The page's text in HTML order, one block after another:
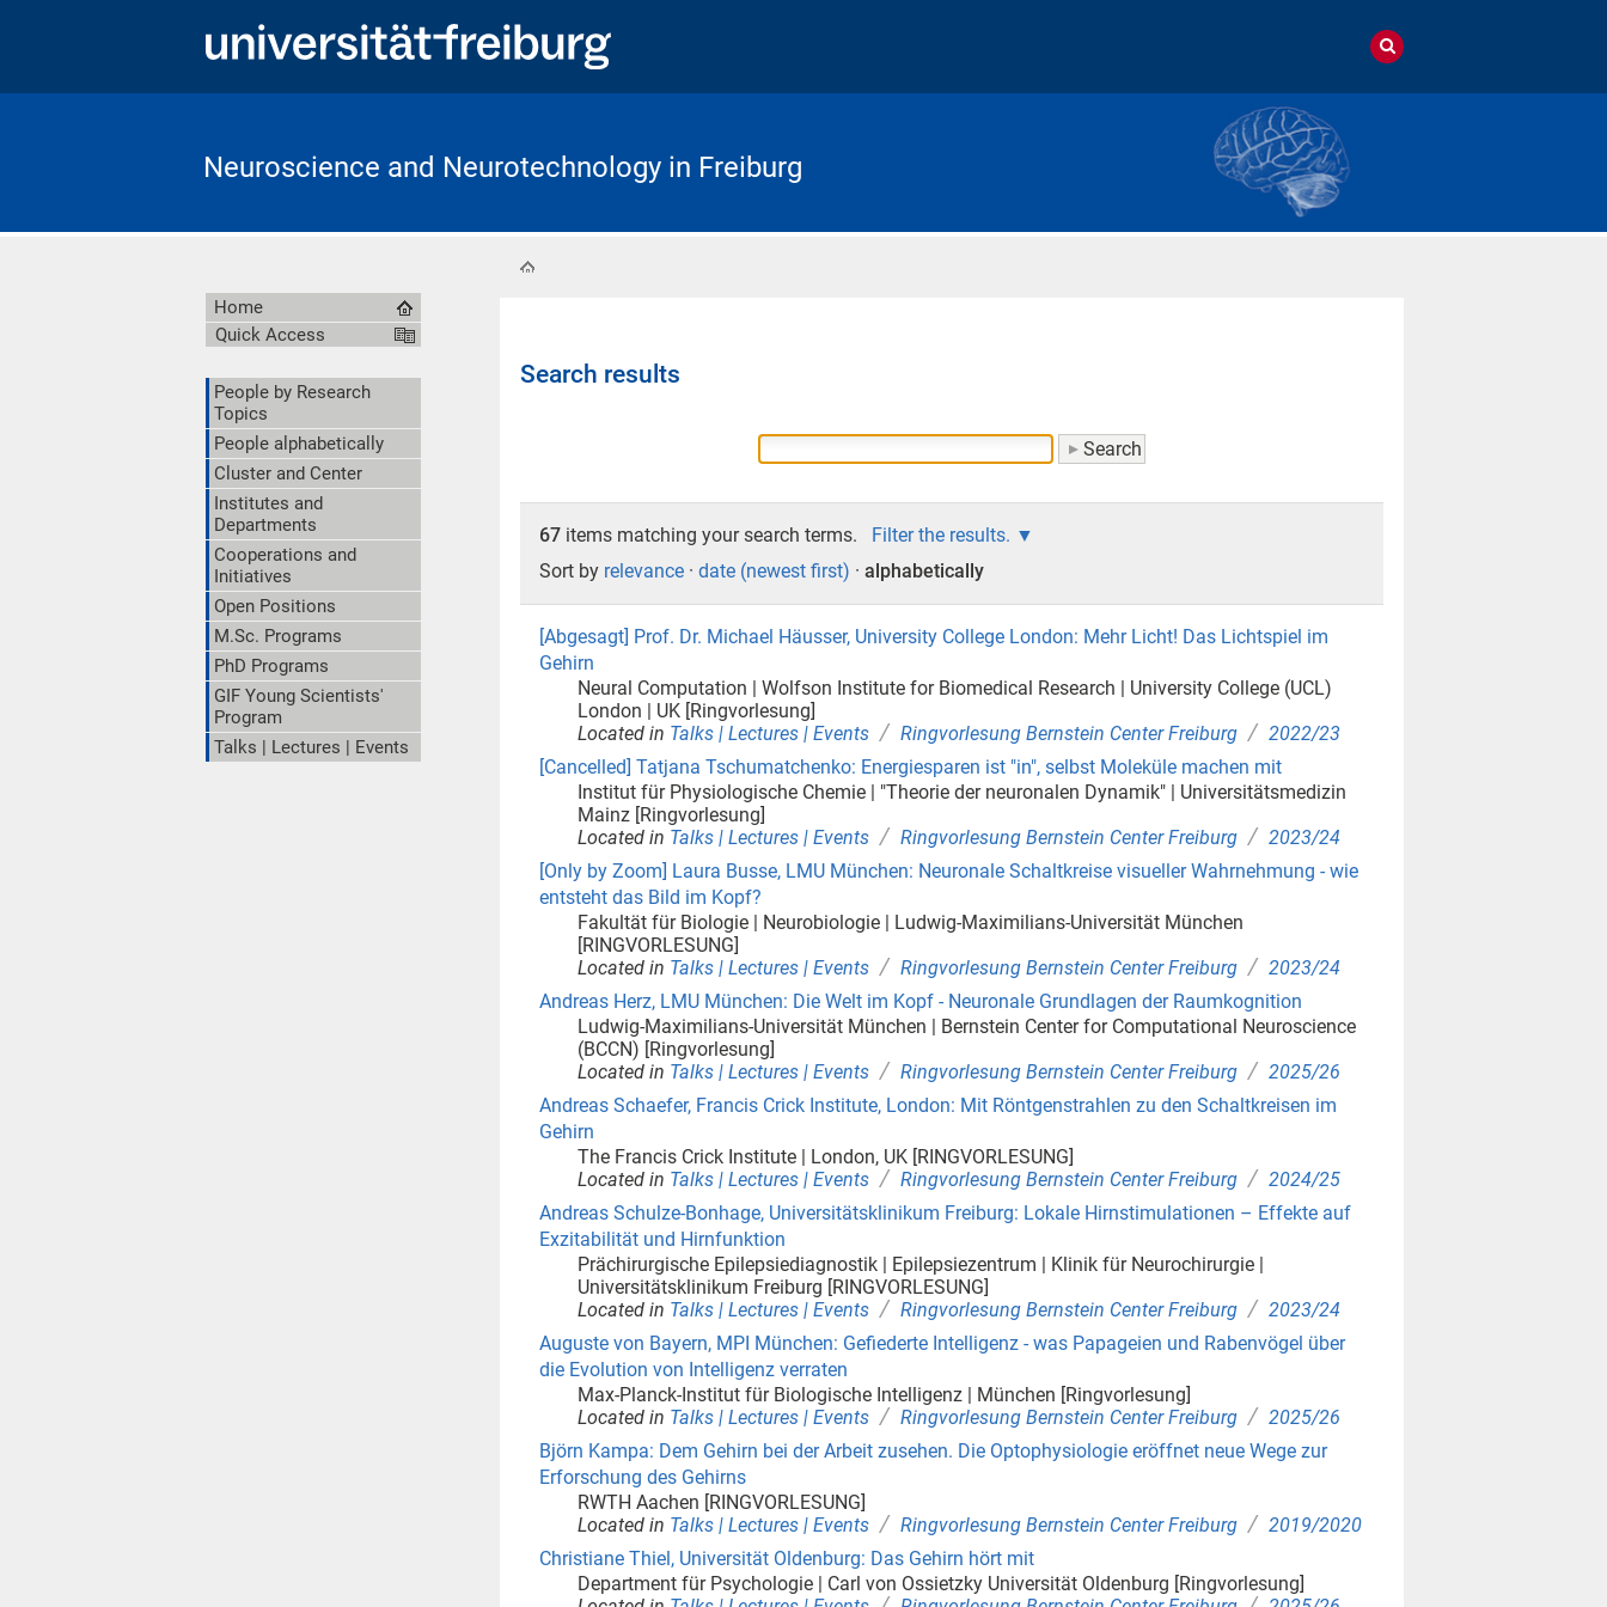
Neuroscience and Neurotechnology in Freiburg
Search results
67 items matching your search terms.
Filter the results.
Sort by relevance · date (newest first) · alphabetically
[Abgesagt] Prof. Dr. Michael Häusser, University College London: Mehr Licht! Das Lichtspiel im
Gehirn
Neural Computation | Wolfson Institute for Biomedical Research | University College (UCL)
London | UK [Ringvorlesung]
Located in Talks | Lectures | Events / Ringvorlesung Bernstein Center Freiburg / 2022/23
[Cancelled] Tatjana Tschumatchenko: Energiesparen ist "in", selbst Moleküle machen mit
Institut für Physiologische Chemie | "Theorie der neuronalen Dynamik" | Universitätsmedizin
Mainz [Ringvorlesung]
Located in Talks | Lectures | Events / Ringvorlesung Bernstein Center Freiburg / 2023/24
[Only by Zoom] Laura Busse, LMU München: Neuronale Schaltkreise visueller Wahrnehmung - wie
entsteht das Bild im Kopf?
Fakultät für Biologie | Neurobiologie | Ludwig-Maximilians-Universität München
[RINGVORLESUNG]
Located in Talks | Lectures | Events / Ringvorlesung Bernstein Center Freiburg / 2023/24
Andreas Herz, LMU München: Die Welt im Kopf - Neuronale Grundlagen der Raumkognition
Ludwig-Maximilians-Universität München | Bernstein Center for Computational Neuroscience
(BCCN) [Ringvorlesung]
Located in Talks | Lectures | Events / Ringvorlesung Bernstein Center Freiburg / 2025/26
Andreas Schaefer, Francis Crick Institute, London: Mit Röntgenstrahlen zu den Schaltkreisen im
Gehirn
The Francis Crick Institute | London, UK [RINGVORLESUNG]
Located in Talks | Lectures | Events / Ringvorlesung Bernstein Center Freiburg / 2024/25
Andreas Schulze-Bonhage, Universitätsklinikum Freiburg: Lokale Hirnstimulationen – Effekte auf
Exzitabilität und Hirnfunktion
Prächirurgische Epilepsiediagnostik | Epilepsiezentrum | Klinik für Neurochirurgie |
Universitätsklinikum Freiburg [RINGVORLESUNG]
Located in Talks | Lectures | Events / Ringvorlesung Bernstein Center Freiburg / 2023/24
Auguste von Bayern, MPI München: Gefiederte Intelligenz - was Papageien und Rabenvögel über
die Evolution von Intelligenz verraten
Max-Planck-Institut für Biologische Intelligenz | München [Ringvorlesung]
Located in Talks | Lectures | Events / Ringvorlesung Bernstein Center Freiburg / 2025/26
Björn Kampa: Dem Gehirn bei der Arbeit zusehen. Die Optophysiologie eröffnet neue Wege zur
Erforschung des Gehirns
RWTH Aachen [RINGVORLESUNG]
Located in Talks | Lectures | Events / Ringvorlesung Bernstein Center Freiburg / 2019/2020
Christiane Thiel, Universität Oldenburg: Das Gehirn hört mit
Department für Psychologie | Carl von Ossietzky Universität Oldenburg [Ringvorlesung]
Home
Quick Access
People by Research
Topics
People alphabetically
Cluster and Center
Institutes and
Departments
Cooperations and
Initiatives
Open Positions
M.Sc. Programs
PhD Programs
GIF Young Scientists'
Program
Talks | Lectures | Events